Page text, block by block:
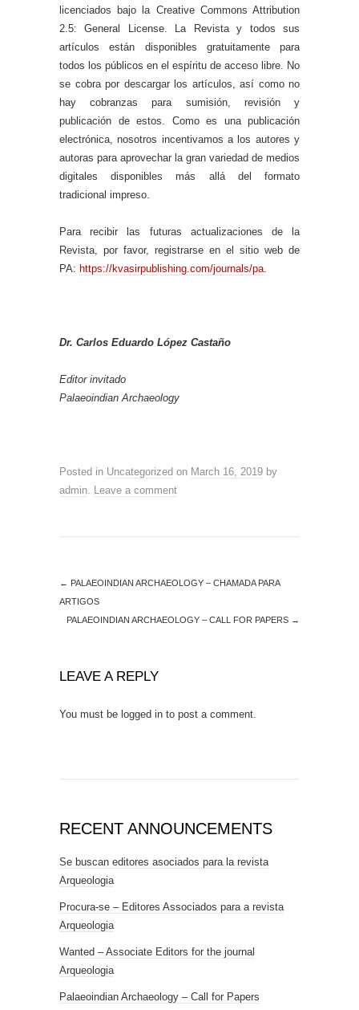
licenciados bajo la Creative Commons Attribution
2.5: General License. La Revista y todos sus
artículos están disponibles gratuitamente para
todos los públicos en el espíritu de acceso libre. No
se cobra por descargar los artículos, así como no
hay cobranzas para sumisión, revisión y
publicación de estos. Como es una publicación
electrónica, nosotros incentivamos a los autores y
autoras para aprovechar la gran variedad de medios
digitales disponibles más allá del formato
tradicional impreso.
Para recibir las futuras actualizaciones de la
Revista, por favor, registrarse en el sitio web de
PA: https://kvasirpublishing.com/journals/pa.
Dr. Carlos Eduardo López Castaño
Editor invitado
Palaeoindian Archaeology
Posted in Uncategorized on March 16, 2019 by
admin. Leave a comment
← PALAEOINDIAN ARCHAEOLOGY – CHAMADA PARA
ARTIGOS
PALAEOINDIAN ARCHAEOLOGY – CALL FOR PAPERS →
LEAVE A REPLY
You must be logged in to post a comment.
RECENT ANNOUNCEMENTS
Se buscan editores asociados para la revista
Arqueologia
Procura-se – Editores Associados para a revista
Arqueologia
Wanted – Associate Editors for the journal
Arqueologia
Palaeoindian Archaeology – Call for Papers